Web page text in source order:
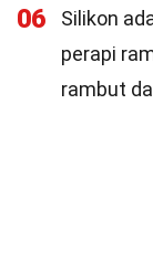
06
Silikon
perapi
rambut